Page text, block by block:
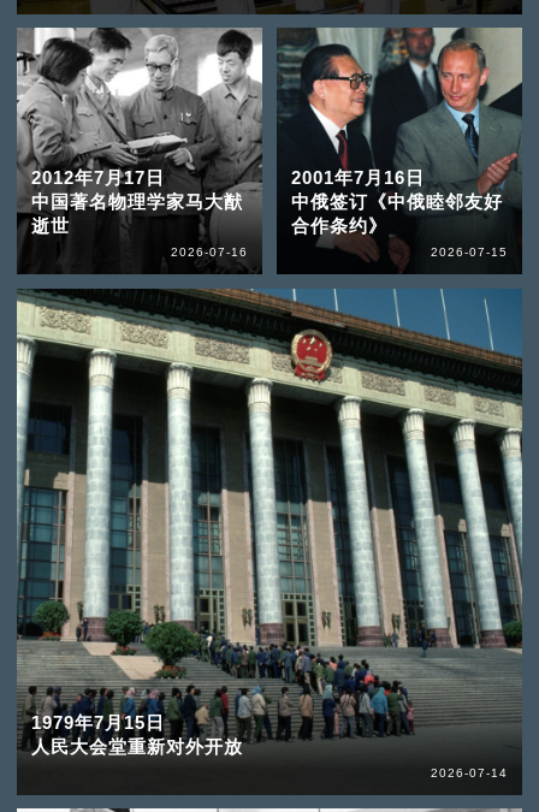
2012年7月17日
中国著名物理学家马大猷
逝世
2026-07-16
2001年7月16日
中俄签订《中俄睦邻友好
合作条约》
2026-07-15
1979年7月15日
人民大会堂重新对外开放
2026-07-14